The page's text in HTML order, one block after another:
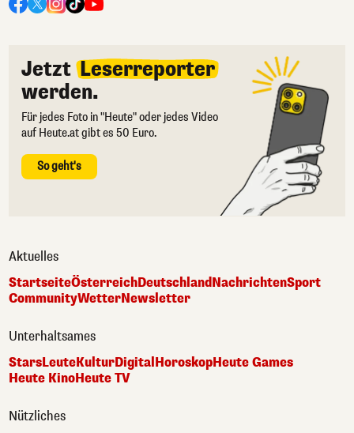
Jetzt Leserreporter
werden.
Für jedes Foto in "Heute" oder jedes Video
auf Heute.at gibt es 50 Euro.
So geht's
Aktuelles
StartseiteÖsterreichDeutschlandNachrichtenSport
CommunityWetterNewsletter
Unterhaltsames
StarsLeuteKulturDigital HoroskopHeute Games
Heute KinoHeute TV
Nützliches